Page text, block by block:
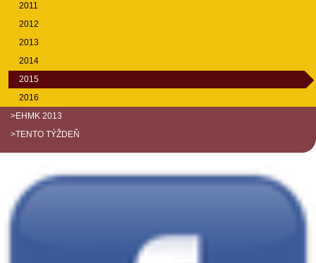
2011
2012
2013
2014
2015
2016
>EHMK 2013
>TENTO TÝŽDEŇ